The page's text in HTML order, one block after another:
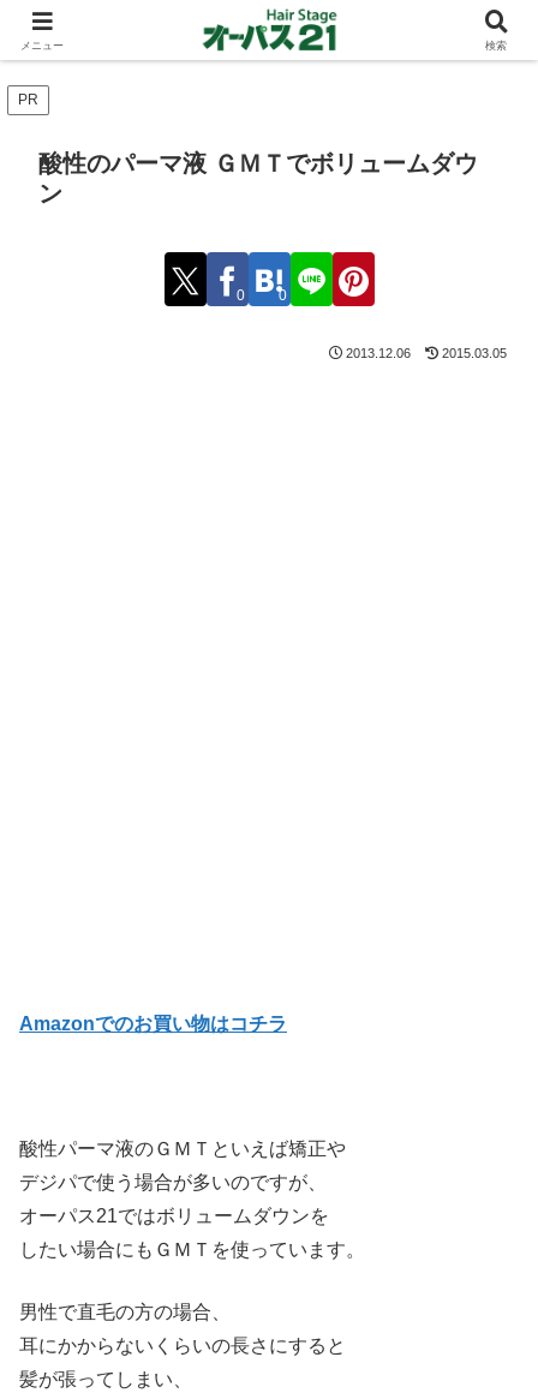
ショートカットとボブスタイルのお客様が多い東大阪のヘアーサロン 店長の与
太話
PR
酸性のパーマ液 ＧＭＴでボリュームダウ
ン
0 0
2013.12.06 2015.03.05
Amazonでのお買い物はコチラ
酸性パーマ液のＧＭＴといえば矯正や
デジパで使う場合が多いのですが、
オーパス21ではボリュームダウンを
したい場合にもＧＭＴを使っています。
男性で直毛の方の場合、
耳にかからないくらいの長さにすると
髪が張ってしまい、
メニュー 検索